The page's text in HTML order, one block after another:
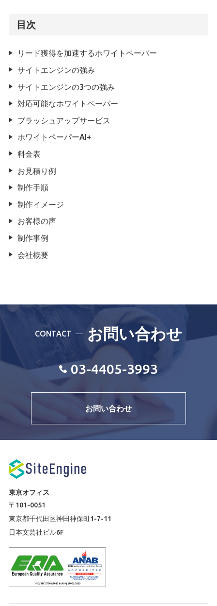
目次
リード獲得を加速するホワイトペーパー
サイトエンジンの強み
サイトエンジンの3つの強み
対応可能なホワイトペーパー
ブラッシュアップサービス
ホワイトペーパーAI+
料金表
お見積り例
制作手順
制作イメージ
お客様の声
制作事例
会社概要
CONTACT お問い合わせ
03-4405-3993
お問い合わせ
東京オフィス
〒101-0051
東京都千代田区神田神保町1-7-11
日本文芸社ビル6F